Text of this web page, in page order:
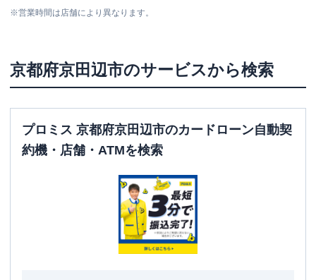
住所 京都府京田辺市山手中央2-1
※営業時間は店舗により異なります。
京都府京田辺市のサービスから検索
プロミス 京都府京田辺市のカードローン自動契
約機・店舗・ATMを検索